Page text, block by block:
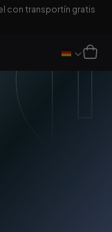
con transportín gratis
Carro